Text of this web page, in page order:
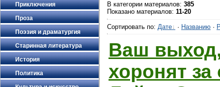
Приключения
Проза
Поэзия и драматургия
Старинная литература
История
Политика
В категории материалов: 385
Показано материалов: 11-20
Сортировать по: Дате · Названию ·
Ваш
хоронят за